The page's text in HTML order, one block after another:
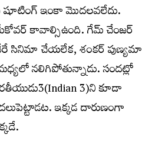
షూటింగ్ఇంకా మొదలవలేదు.
కావాల్సిఉంది. గేమ్చేంజర్
సినిమా చేయలేక, శంకర్పుణ్యమా
నలిగిపోతున్నాడు. సందట్లో
3)ని కూడా
ఇక్కడ దారుణంగా